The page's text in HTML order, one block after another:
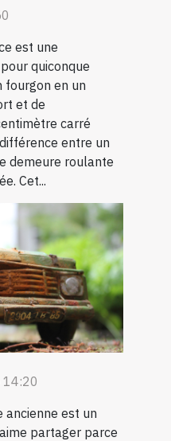
est une
quiconque
en un
et de
carré
entre un
demeure roulante
Cet...
14:20
ancienne est un
partager parce